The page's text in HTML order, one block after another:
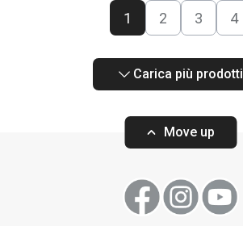
1 2 3 4
Carica più prodotti
Move up